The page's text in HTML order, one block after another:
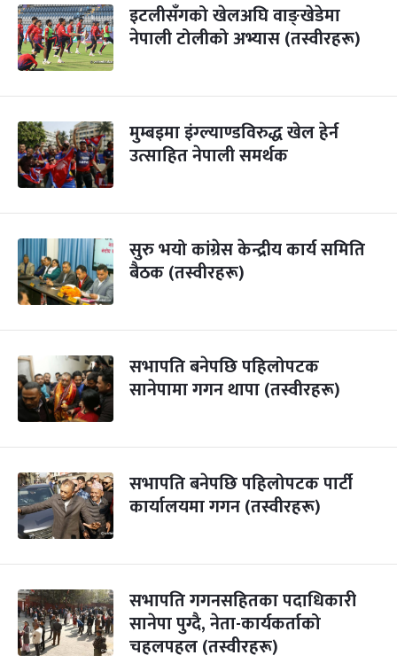
इटलीसँगको खेलअघि वाङ्खेडेमा
नेपाली टोलीको अभ्यास (तस्वीरहरू)
मुम्बइमा इंग्ल्याण्डविरुद्ध खेल हेर्न
उत्साहित नेपाली समर्थक
सुरु भयो कांग्रेस केन्द्रीय कार्य समिति
बैठक (तस्वीरहरू)
सभापति बनेपछि पहिलोपटक
सानेपामा गगन थापा (तस्वीरहरू)
सभापति बनेपछि पहिलोपटक पार्टी
कार्यालयमा गगन (तस्वीरहरू)
सभापति गगनसहितका पदाधिकारी
सानेपा पुग्दै, नेता-कार्यकर्ताको
चहलपहल (तस्वीरहरू)